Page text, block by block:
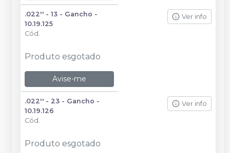
.022'' - 13 - Gancho -
10.19.125
Cód.
Ver info
Produto esgotado
Avise-me
.022'' - 23 - Gancho -
10.19.126
Cód.
Ver info
Produto esgotado